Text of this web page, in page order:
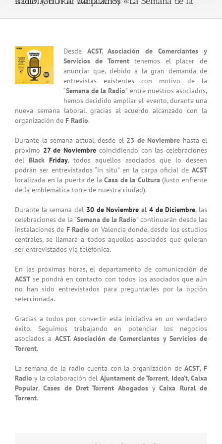
View
Larger
Image
Desde ACST. Asociación de Comerciantes y
Servicios de Torrenttenemos el placer de
anunciar que, debido a la gran demanda de
entrevistas existentes con motivo de la
“Semana de la Radio” entre nuestros asociados,
hemos decidido ampliar el evento, durante una
nueva semana laboral, gracias al acuerdo alcanzado con la
organización de F Radio.
Durante la semana actual, desde el 23 de Noviembre hasta el
próximo 27 de Noviembre coincidiendo con las celebraciones
del Black Friday, todos aquellos asociados que lo deseen
podrán ser entrevistados “in situ” en la carpa oficial de ACST
localizada en la puerta de laCasa de la Cultura(Justo enfrente
de la emblemática torre de nuestra ciudad).
Durante la semana del 30 de Noviembre al 4 de Diciembre, las
celebraciones de la “Semana de la Radio” continuarán desde las
instalaciones de F Radio en Valencia donde, desde los estudios
centrales, se llamará a todos aquellos asociados que quieran
ser entrevistados vía telefónica.
En las próximas horas, el departamento de comunicación de
ACST se pondrá en contacto con todos los asociados que aún
no han sido entrevistados para preguntarles por la opción
seleccionada.
Gracias a todos por convertir esta iniciativa en un verdadero
éxito. Seguimos trabajando en potenciar los negocios
asociados a ACST. Asociación de Comerciantes y Servicios de
Torrent.
La semana de la radio cuenta con la organización deACST, F
Radio y la colaboración del Ajuntament de Torrent, Idea’t,Caixa
Popular,Cases de Dret Torrent AbogadosyCaixa Rural de
Torrent.